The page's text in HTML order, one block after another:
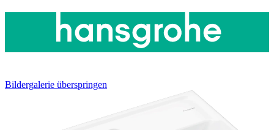
Bildergalerie überspringen